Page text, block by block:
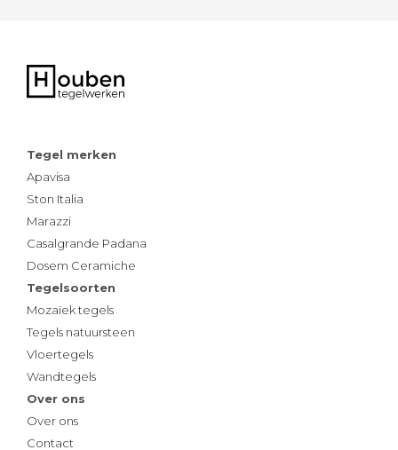
Tegel merken
Apavisa
Ston Italia
Marazzi
Casalgrande Padana
Dosem Ceramiche
Tegelsoorten
Mozaïek tegels
Tegels natuursteen
Vloertegels
Wandtegels
Over ons
Over ons
Contact